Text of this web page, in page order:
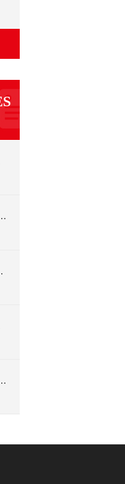
视防爆摄像机壁装支架
柱支架
不锈钢摄像机壁挂支架